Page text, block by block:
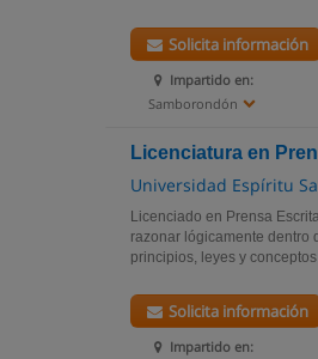
Impartido en:
Samborondón
Solicita información
Licenciatura en
Universidad Espíritu
Licenciado en Prensa
razonar lógicamente dentro
principios, leyes y
Impartido en:
Solicita información